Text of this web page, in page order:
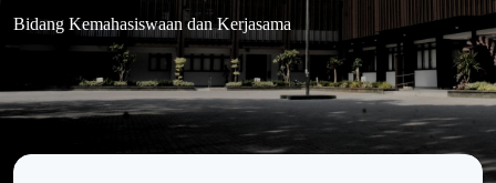
Bidang Kemahasiswaan dan Kerjasama